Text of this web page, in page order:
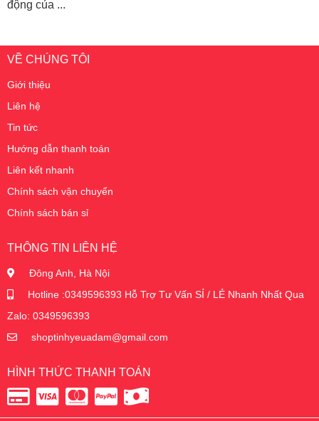
động của ...
VỀ CHÚNG TÔI
Giới thiệu
Liên hệ
Tin tức
Hướng dẫn thanh toán
Liên kết nhanh
Chính sách vận chuyển
Chính sách bán sỉ
THÔNG TIN LIÊN HỆ
Đông Anh, Hà Nội
Hotline :0349596393 Hỗ Trợ Tư Vấn SỈ / LẺ Nhanh Nhất Qua
Zalo: 0349596393
shoptinhyeuadam@gmail.com
HÌNH THỨC THANH TOÁN